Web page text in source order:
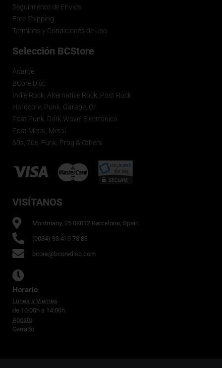
Seguimiento de Envios
Free Shipping
Terminos y Condiciones de Uso
Selección BCStore
Adarce
BCore Disc
Indie Rock, Alternative Rock, Post Rock
Hardcore, Punk, Garage, OI!
Post Punk, Dark Wave, Electrónica
Post Metal, Metal
60s, 70s, Funk, Prog & Others
VISÍTANOS
Montmany, 25 08012 Barcelona, Spain
(0034) 93 419 78 83
bcore@bcoredisc.com
Horario
Lunes a Viernes
de 10:00h a 14:00h
Agosto
Cerrado